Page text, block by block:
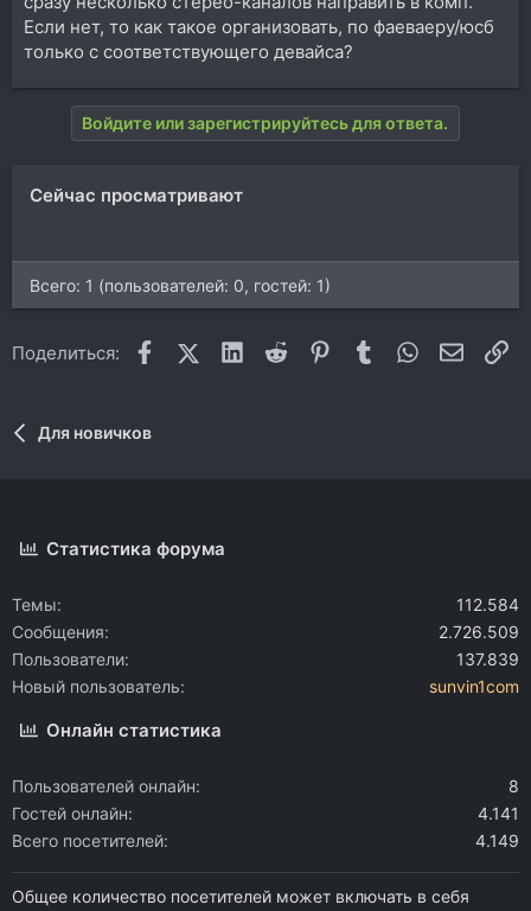
Если нет, то как такое организовать, по фаеваеру/юсб
только с соответствующего девайса?
Войдите или зарегистрируйтесь для ответа.
Сейчас просматривают
Всего: 1 (пользователей: 0, гостей: 1)
Поделиться: FacebookX (Twitter)
LinkedIn
Reddit Pinterest
Tumblr WhatsApp
Для новичков
Статистика форума
Темы
112.584
Сообщения
2.726.509
Пользователи
137.839
Новый пользователь
sunvin1com
Онлайн статистика
Пользователей онлайн
8
Гостей онлайн
4.141
Всего посетителей
4.149
Общее количество посетителей может включать в себя